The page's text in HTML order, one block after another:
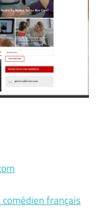
français